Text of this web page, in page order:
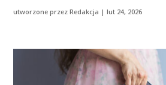
utworzone przezRedakcja |lut 24, 2026